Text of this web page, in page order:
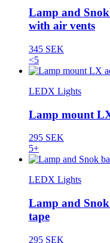
Lamp and
with air vents
345 SEK
<5
LEDX Lights
Lamp mount
295 SEK
5+
LEDX Lights
Lamp and
tape
295 SEK